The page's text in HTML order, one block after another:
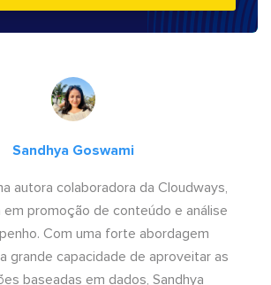
Sandhya Goswami
autora colaboradora da Cloudways,
em promoção de conteúdo e análise
Com uma forte abordagem
grande capacidade de aproveitar as
baseadas em dados, Sandhya